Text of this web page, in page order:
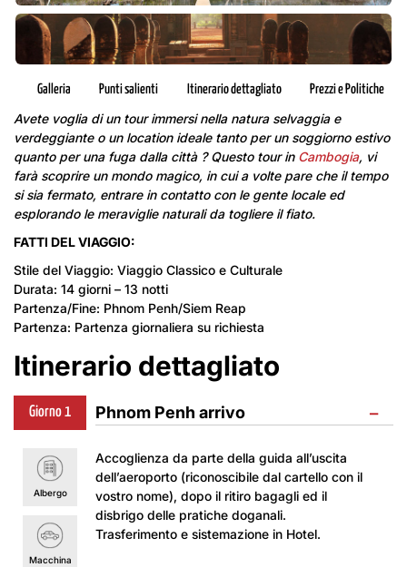
Galleria Punti salienti Itinerario dettagliato Prezzi e Politiche
Avete voglia di un tour immersi nella natura selvaggia e
verdeggiante o un location ideale tanto per un soggiorno estivo
quanto per una fuga dalla città ? Questo tour in Cambogia, vi
farà scoprire un mondo magico, in cui a volte pare che il tempo
si sia fermato, entrare in contatto con le gente locale ed
esplorando le meraviglie naturali da togliere il fiato.
FATTI DEL VIAGGIO:
Stile del Viaggio: Viaggio Classico e Culturale
Durata: 14 giorni – 13 notti
Partenza/Fine: Phnom Penh/Siem Reap
Partenza: Partenza giornaliera su richiesta
Itinerario dettagliato
Giorno 1 Phnom Penh arrivo −
Albergo
Macchina
Accoglienza da parte della guida all’uscita
dell’aeroporto (riconoscibile dal cartello con il
vostro nome), dopo il ritiro bagagli ed il
disbrigo delle pratiche doganali.
Trasferimento e sistemazione in Hotel.